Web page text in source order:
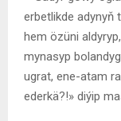
erbetlikde adynyň
hem özüni
mynasyp
ugrat, ene-atam
ederkä?!» diýip